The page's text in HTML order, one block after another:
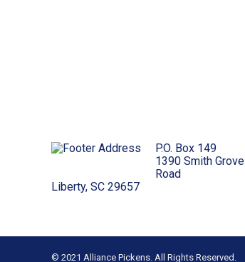
P.O. Box 149
1390 Smith Grove
Road
Liberty, SC 29657
© 2021 Alliance Pickens. All Rights Reserved.